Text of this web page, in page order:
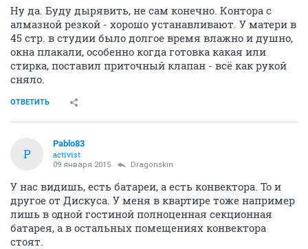
Ну да. Буду дырявить, не сам конечно. Контора с
алмазной резкой - хорошо устанавливают. У матери в
45 стр. в студии было долгое время влажно и душно,
окна плакали, особенно когда готовка какая или
стирка, поставил приточный клапан - всё как рукой
сняло.
ОТВЕТИТЬ
P
Pablo83
activist
09 января 2015 Dragonskin
У нас видишь, есть батареи, а есть конвектора. То и
другое от Дискуса. У меня в квартире тоже например
лишь в одной гостиной полноценная секционная
батарея, а в остальных помещениях конвектора
стоят.